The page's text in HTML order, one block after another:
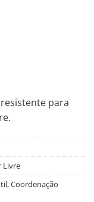
para
Livre
,Coordenação